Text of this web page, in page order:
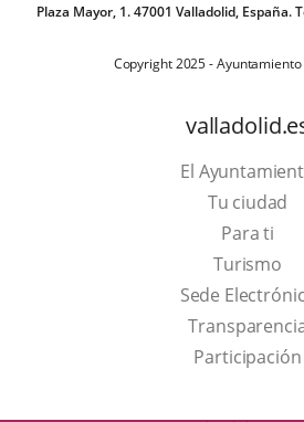
Plaza Mayor, 1. 47001 Valladolid, España.
Copyright 2025 -
El
Tu ciudad
Para ti
TurismoThis
Sede
Participación